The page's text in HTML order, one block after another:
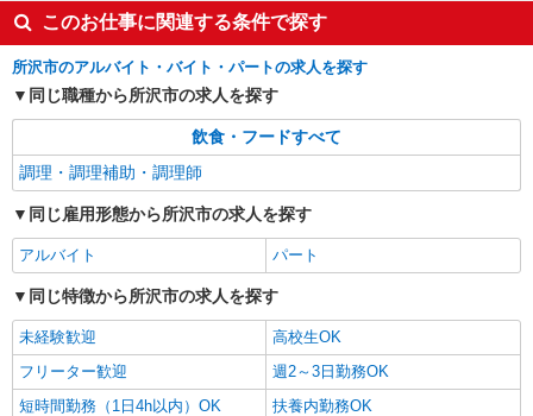
キープ
アルバイト パート
ファミリー食堂 山田うどん食堂 新所沢店（店舗番号084）
うどん食堂のキッチンスタッフ
時給1150円 高校生／時給1150円 日・祝日は時
給50円アップ！（9時〜22時）
ファミリー食堂 山田うどん食堂 新所沢店
（埼玉県所沢市花園3-2365-5）
キープ 詳細を見る
このお仕事に関連する条件で探す
所沢市のアルバイト・バイト・パートの求人を探す
同じ職種から所沢市の求人を探す
飲食・フードすべて
調理・調理補助・調理師
同じ雇用形態から所沢市の求人を探す
アルバイト パート
同じ特徴から所沢市の求人を探す
未経験歓迎
高校生OK
フリーター歓迎
週2～3日勤務OK
短時間勤務（1日4h以内）OK
扶養内勤務OK